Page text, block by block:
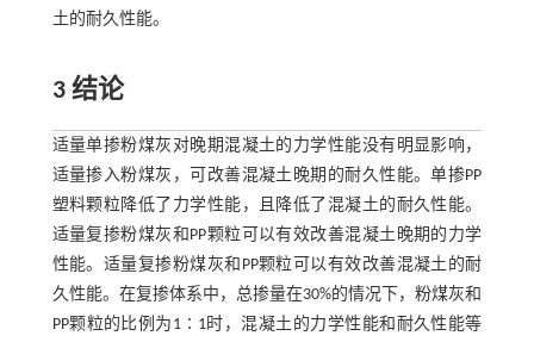
土的耐久性能。
3 结论
适量单掺粉煤灰对晚期混凝土的力学性能没有明显影响，
适量掺入粉煤灰，可改善混凝土晚期的耐久性能。单掺PP
塑料颗粒降低了力学性能，且降低了混凝土的耐久性能。
适量复掺粉煤灰和PP颗粒可以有效改善混凝土晚期的力学
性能。适量复掺粉煤灰和PP颗粒可以有效改善混凝土的耐
久性能。在复掺体系中，总掺量在30%的情况下，粉煤灰和
PP颗粒的比例为1∶1时，混凝土的力学性能和耐久性能等